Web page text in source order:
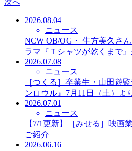
2026.08.04
ニュース
NCW OB/OG・ 生方美久さ
ラマ『Ｔシャツが乾くまで』
2026.07.08
ニュース
［つくる］卒業生・山田遊
ンロウル』7月11日（土）よ
2026.07.01
ニュース
【7/1更新】［みせる］映画
ご紹介
2026.06.16